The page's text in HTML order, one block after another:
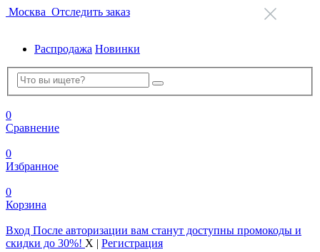
Москва Отследить заказ
Распродажа Новинки
0
Сравнение
0
Избранное
0
Корзина
Вход После авторизации вам станут доступны промокоды и
скидки до 30%! X | Регистрация